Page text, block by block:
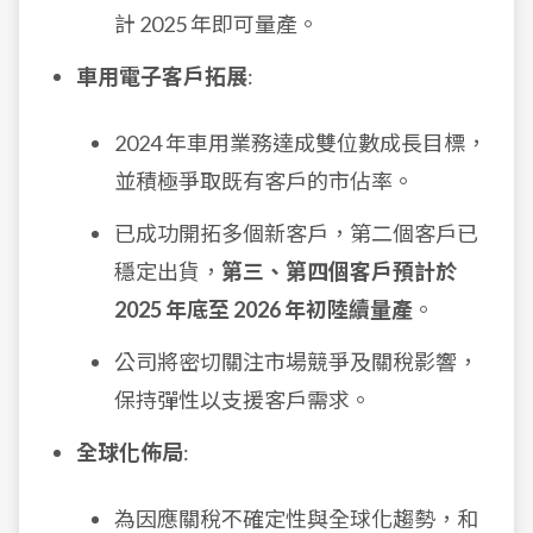
計 2025 年即可量產。
車用電子客戶拓展:
2024 年車用業務達成雙位數成長目標，
並積極爭取既有客戶的市佔率。
已成功開拓多個新客戶，第二個客戶已
穩定出貨， 第三、第四個客戶預計於
2025 年底至 2026 年初陸續量產 。
公司將密切關注市場競爭及關稅影響，
保持彈性以支援客戶需求。
全球化佈局:
為因應關稅不確定性與全球化趨勢，和